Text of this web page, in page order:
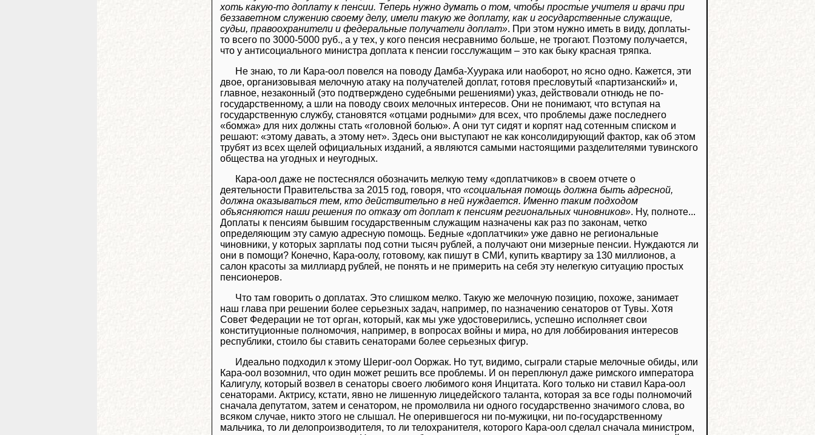
хоть какую-то доплату к пенсии. Теперь нужно думать о том, чтобы простые учителя и врачи при
беззаветном служению своему делу, имели такую же доплату, как и государственные служащие,
судьи, правоохранители и федеральные получатели доплат». При этом нужно иметь в виду, доплаты-
то всего по 3000-5000 руб., а у тех, у кого пенсия несравнимо больше, не трогают. Поэтому получается,
что у антисоциального министра доплата к пенсии госслужащим – это как быку красная тряпка.
Не знаю, то ли Кара-оол повелся на поводу Дамба-Хуурака или наоборот, но ясно одно. Кажется, эти
двое, организовывая мелочную атаку на получателей доплат, готовя пресловутый «партизанский» и,
главное, незаконный (это подтверждено судебными решениями) указ, действовали отнюдь не по-
государственному, а шли на поводу своих мелочных интересов. Они не понимают, что вступая на
государственную службу, становятся «отцами родными» для всех, что проблемы даже последнего
«бомжа» для них должны стать «головной болью». А они тут сидят и корпят над сотенным списком и
решают: «этому давать, а этому нет». Здесь они выступают не как консолидирующий фактор, как об этом
трубят из всех щелей официальных изданий, а являются самыми настоящими разделителями тувинского
общества на угодных и неугодных.
Кара-оол даже не постеснялся обозначить мелкую тему «доплатчиков» в своем отчете о
деятельности Правительства за 2015 год, говоря, что «социальная помощь должна быть адресной,
должна оказываться тем, кто действительно в ней нуждается. Именно таким подходом
объясняются наши решения по отказу от доплат к пенсиям региональных чиновников». Ну, полноте...
Доплаты к пенсиям бывшим государственным служащим назначены как раз по законам, четко
определяющим эту самую адресную помощь. Бедные «доплатчики» уже давно не региональные
чиновники, у которых зарплаты под сотни тысяч рублей, а получают они мизерные пенсии. Нуждаются ли
они в помощи? Конечно, Кара-оолу, готовому, как пишут в СМИ, купить квартиру за 130 миллионов, а
салон красоты за миллиард рублей, не понять и не примерить на себя эту нелегкую ситуацию простых
пенсионеров.
Что там говорить о доплатах. Это слишком мелко. Такую же мелочную позицию, похоже, занимает
наш глава при решении более серьезных задач, например, по назначению сенаторов от Тувы. Хотя
Совет Федерации не тот орган, который, как мы уже удостоверились, успешно исполняет свои
конституционные полномочия, например, в вопросах войны и мира, но для лоббирования интересов
республики, стоило бы ставить сенаторами более серьезных фигур.
Идеально подходил к этому Шериг-оол Ооржак. Но тут, видимо, сыграли старые мелочные обиды, или
Кара-оол возомнил, что один может решить все проблемы. И он переплюнул даже римского императора
Калигулу, который возвел в сенаторы своего любимого коня Инцитата. Кого только ни ставил Кара-оол
сенаторами. Актрису, кстати, явно не лишенную лицедейского таланта, которая за все годы полномочий
сначала депутатом, затем и сенатором, не промолвила ни одного государственно значимого слова, во
всяком случае, никто этого не слышал. Не оперившегося ни по-мужицки, ни по-государственному
мальчика, то ли делопроизводителя, то ли телохранителя, которого Кара-оол сделал сначала министром,